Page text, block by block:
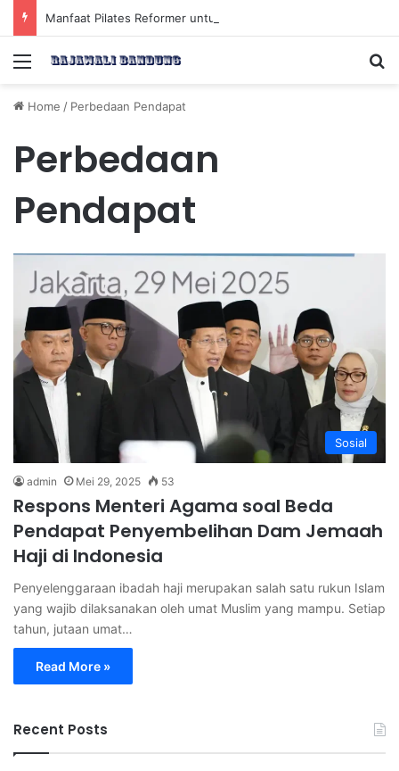
Menu
Home / Perbedaan Pendapat
Perbedaan
Pendapat
Sosial
admin Mei 29, 2025 53
Respons Menteri Agama soal Beda
Pendapat Penyembelihan Dam Jemaah
Haji di Indonesia
Penyelenggaraan ibadah haji merupakan salah satu rukun Islam
yang wajib dilaksanakan oleh umat Muslim yang mampu. Setiap
tahun, jutaan umat…
Read More »
Recent Posts